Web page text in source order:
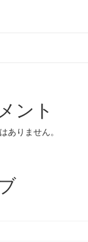
ント
ありません。